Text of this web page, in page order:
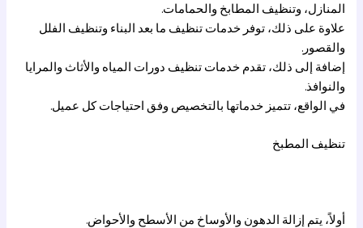
المنازل، وتنظيف المطابخ والحمامات.
علاوة على ذلك، توفر خدمات تنظيف ما بعد البناء وتنظيف الفلل
والقصور.
إضافة إلى ذلك، تقدم خدمات تنظيف دورات المياه والأثاث والمرايا
والنوافذ.
في الواقع، تتميز خدماتها بالتخصيص وفق احتياجات كل عميل.
تنظيف المطبخ
أولاً، يتم إزالة الدهون والأوساخ من الأسطح والأحواض.